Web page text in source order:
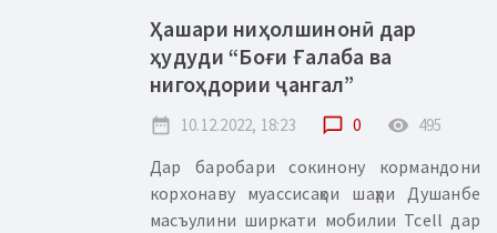
Ҳашари ниҳолшинонӣ дар
ҳудуди “Боғи Ғалаба ва
нигоҳдории ҷангал”
date_range 10.12.2022, 18:23 chat_bubble_outline 0 remove_red_eye 495
Дар баробари сокинону кормандони
корхонаву муассисаҳои шаҳри Душанбе
масъулини ширкати мобилии Tcell дар